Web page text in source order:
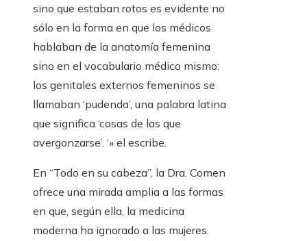
sino que estaban rotos es evidente no
sólo en la forma en que los médicos
hablaban de la anatomía femenina
sino en el vocabulario médico mismo:
los genitales externos femeninos se
llamaban ‘pudenda’, una palabra latina
que significa ‘cosas de las que
avergonzarse’. ‘» el escribe.
En “Todo en su cabeza”, la Dra. Comen
ofrece una mirada amplia a las formas
en que, según ella, la medicina
moderna ha ignorado a las mujeres.